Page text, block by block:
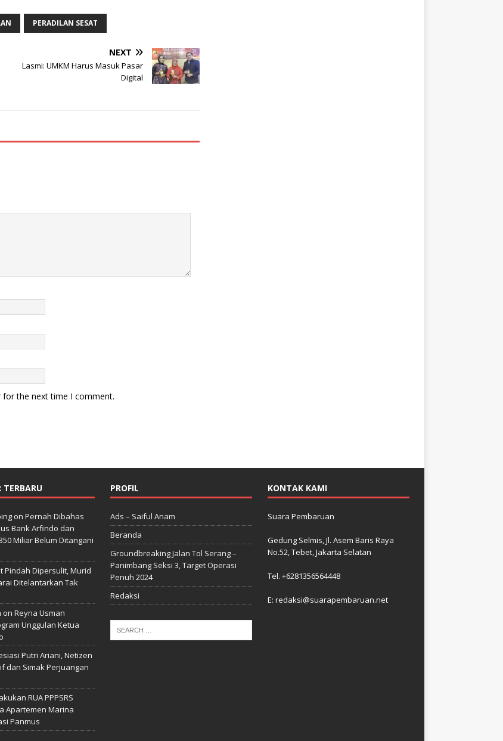
PERADILAN SESAT
NEXT
Lasmi: UMKM Harus Masuk Pasar
Digital
for the next time I comment.
TERBARU
on Pernah Dibahas
Bank Arfindo dan
Miliar Belum Ditangani
Pindah Dipersulit, Murid
Ditelantarkan Tak
on Reyna Usman
Unggulan Ketua
Putri Ariani, Netizen
dan Simak Perjuangan
RUA PPPSRS
Apartemen Marina
Panmus
PROFIL
Ads – Saiful Anam
Beranda
Groundbreaking Jalan Tol Serang –
Panimbang Seksi 3, Target Operasi
Penuh 2024
Redaksi
KONTAK KAMI
Suara Pembaruan
Gedung Selmis, Jl. Asem Baris Raya
No.52, Tebet, Jakarta Selatan
Tel. +6281356564448
E: redaksi@suarapembaruan.net